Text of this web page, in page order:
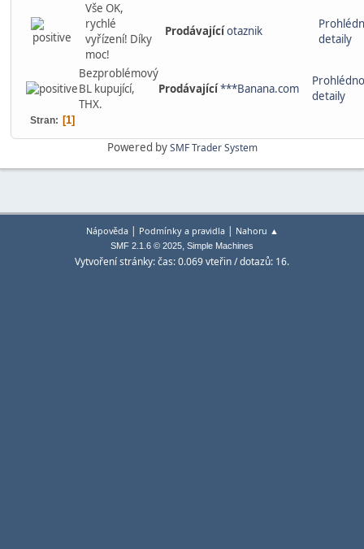
Vše OK,
rychlé
vyřízení! Díky
moc!
Prodávajícíotaznik
detaily
Bezproblémový
BL kupující,
THX.
Prodávající***Banana.com
detaily
Stran 1
Powered bySMF Trader System
Nápověda| Podmínky a pravidla| Nahoru ▲
SMF 2.1.6 © 2025, Simple Machines
Vytvoření stránky: čas: 0.069 vteřin / dotazů: 16.